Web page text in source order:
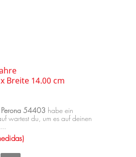
Breite 14.00 cm
Perona 54403 habe ein
wartest du, um es auf deinen